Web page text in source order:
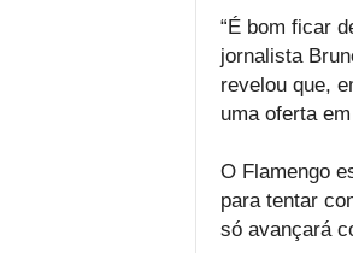
“É bom ficar
jornalista
revelou que,
uma oferta
O Flamengo
para tentar
só avançará